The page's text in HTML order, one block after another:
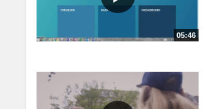
05:46